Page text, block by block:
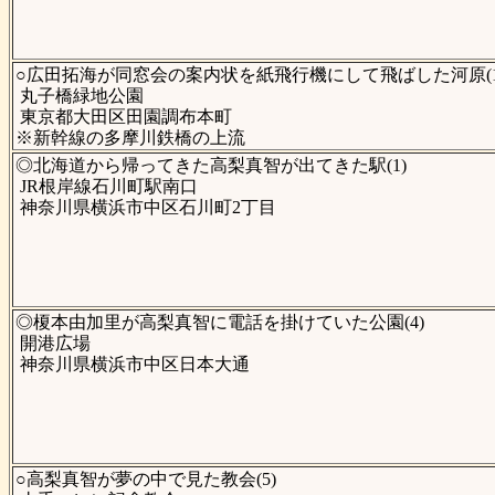
○広田拓海が同窓会の案内状を紙飛行機にして飛ばした河原
丸子橋緑地公園
東京都大田区田園調布本町
※新幹線の多摩川鉄橋の上流
◎北海道から帰ってきた高梨真智が出てきた駅(1)
JR根岸線石川町駅南口
神奈川県横浜市中区石川町2丁目
◎榎本由加里が高梨真智に電話を掛けていた公園(4)
開港広場
神奈川県横浜市中区日本大通
○高梨真智が夢の中で見た教会(5)